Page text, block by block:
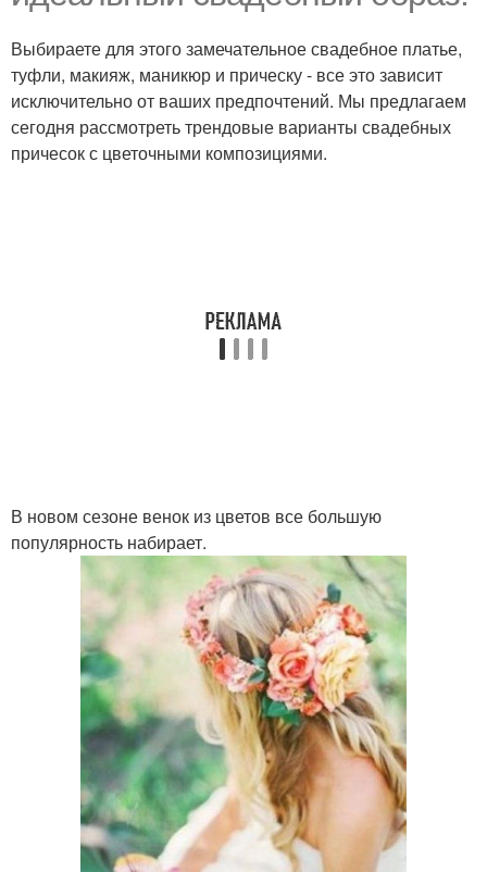
Выбираете для этого замечательное свадебное платье,
туфли, макияж, маникюр и прическу - все это зависит
исключительно от ваших предпочтений. Мы предлагаем
сегодня рассмотреть трендовые варианты свадебных
причесок с цветочными композициями.
В новом сезоне венок из цветов все большую
популярность набирает.